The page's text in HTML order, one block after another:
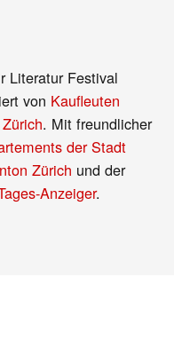
Literatur Festival
von Kaufleuten
. Mit freundlicher
der Stadt
Zürich und der
Anzeiger.